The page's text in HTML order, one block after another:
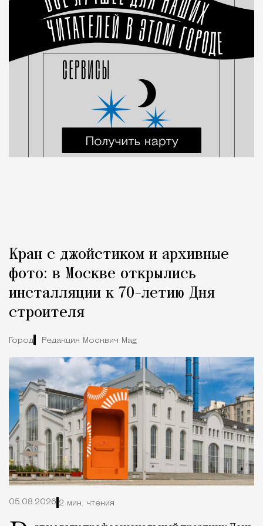
Кран с джойстиком и архивные
фото: в Москве открылись
инсталляции к 70-летию Дня
строителя
Город Редакция Москвич Mag
05.08.2026 2 мин. чтения